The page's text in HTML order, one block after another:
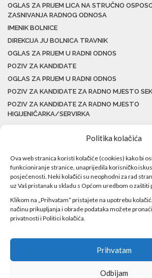
Politika kolačića
Ova web stranica koristi kolačiće (cookies) kako bi
funkcioniranje stranice, unaprijedila korisničko
posjećenosti. Neki kolačići su neophodni za rad
uz Vaš pristanak u skladu s Općom uredbom o zaštiti
Klikom na „Prihvatam“ pristajete na upotrebu
načinu prikupljanja i obrade podataka možete
privatnosti i Politici kolačića.
Prihvatam
Odbijam
OGLAS ZA PRIJEM LICA NA STRUČNO
ZASNIVANJA RADNOG ODNOSA
IMENIK BOLNICE
DIREKCIJA JU BOLNICA TRAVNIK
OGLAS ZA PRIJEM U RADNI ODNOS
POZIV ZA KANDIDATE
OGLAS ZA PRIJEM U RADNI ODNOS
POZIV ZA KANDIDATE ZA RADNO MJESTO
POZIV ZA KANDIDATE ZA RADNO MJESTO
HIGIJENIČARKA/SERVIRKA